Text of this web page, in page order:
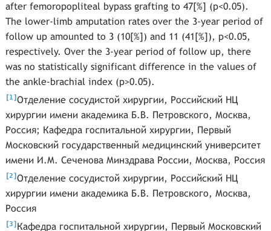
after femoropopliteal bypass grafting to 47[%] (p<0.05).
The lower-limb amputation rates over the 3-year period of
follow up amounted to 3 (10[%]) and 11 (41[%]), p<0.05,
respectively. Over the 3-year period of follow up, there
was no statistically significant difference in the values of
the ankle-brachial index (p>0.05).
[1]Отделение сосудистой хирургии, Российский НЦ
хирургии имени академика Б.В. Петровского, Москва,
Россия; Кафедра госпитальной хирургии, Первый
Московский государственный медицинский университет
имени И.М. Сеченова Минздрава России, Москва, Россия
[2]Отделение сосудистой хирургии, Российский НЦ
хирургии имени академика Б.В. Петровского, Москва,
Россия
[3]Кафедра госпитальной хирургии, Первый Московский